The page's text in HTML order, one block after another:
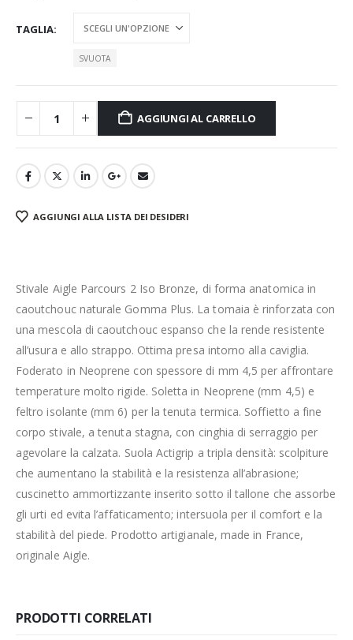
TAGLIA
SVUOTA
AGGIUNGI AL CARRELLO
AGGIUNGI ALLA LISTA DEI DESIDERI
Stivale Aigle Parcours 2 Iso Bronze, di forma anatomica in
caoutchouc naturale Gomma Plus. La tomaia è rinforzata con
una mescola di caoutchouc espanso che la rende resistente
all’usura e allo strappo. Ottima presa intorno alla caviglia.
Foderato in Neoprene con spessore di mm 4,5 per affrontare
temperature molto rigide. Soletta in Neoprene (mm 4,5) e
feltro isolante (mm 6) per la tenuta termica. Soffietto a fine
corpo stivale, a tenuta stagna, con cinghia di serraggio per
agevolare la calzata. Suola Actigrip a tripla densità: scolpiture
che aumentano la stabilità e la resistenza all’abrasione;
cuscinetto ammortizzante inserito sotto il tallone che assorbe
gli urti ed evita l’affaticamento; intersuola per il comfort e la
stabilità del piede. Prodotto artigianale, made in France,
originale Aigle.
PRODOTTI CORRELATI